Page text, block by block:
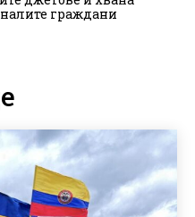
граждани